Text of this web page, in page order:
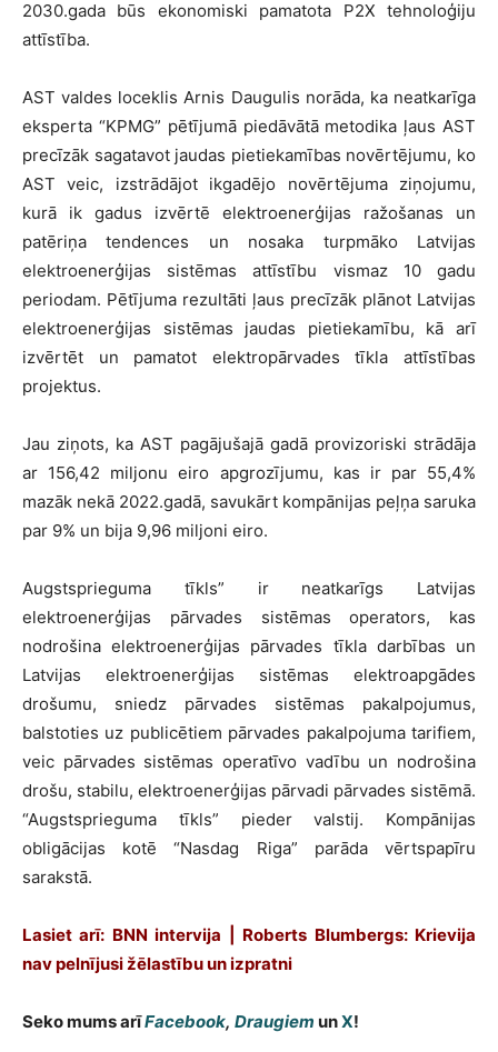
2030.gada būs ekonomiski pamatota P2X tehnoloģiju
attīstība.
AST valdes loceklis Arnis Daugulis norāda, ka neatkarīga
eksperta “KPMG” pētījumā piedāvātā metodika ļaus AST
precīzāk sagatavot jaudas pietiekamības novērtējumu, ko
AST veic, izstrādājot ikgadējo novērtējuma ziņojumu,
kurā ik gadus izvērtē elektroenerģijas ražošanas un
patēriņa tendences un nosaka turpmāko Latvijas
elektroenerģijas sistēmas attīstību vismaz 10 gadu
periodam. Pētījuma rezultāti ļaus precīzāk plānot Latvijas
elektroenerģijas sistēmas jaudas pietiekamību, kā arī
izvērtēt un pamatot elektropārvades tīkla attīstības
projektus.
Jau ziņots, ka AST pagājušajā gadā provizoriski strādāja
ar 156,42 miljonu eiro apgrozījumu, kas ir par 55,4%
mazāk nekā 2022.gadā, savukārt kompānijas peļņa saruka
par 9% un bija 9,96 miljoni eiro.
Augstsprieguma tīkls” ir neatkarīgs Latvijas
elektroenerģijas pārvades sistēmas operators, kas
nodrošina elektroenerģijas pārvades tīkla darbības un
Latvijas elektroenerģijas sistēmas elektroapgādes
drošumu, sniedz pārvades sistēmas pakalpojumus,
balstoties uz publicētiem pārvades pakalpojuma tarifiem,
veic pārvades sistēmas operatīvo vadību un nodrošina
drošu, stabilu, elektroenerģijas pārvadi pārvades sistēmā.
“Augstsprieguma tīkls” pieder valstij. Kompānijas
obligācijas kotē “Nasdag Riga” parāda vērtspapīru
sarakstā.
Lasiet arī: BNN intervija | Roberts Blumbergs: Krievija
nav pelnījusi žēlastību un izpratni
Seko mums arīFacebook, Draugiem unX!